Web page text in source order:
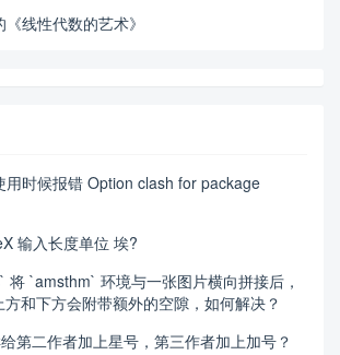
线性代数的艺术》
用时候报错 Option clash for package
输入长度单位 埃?
将 `amsthm` 环境与一张图片横向拼接后，
和下方会附带额外的空隙，如何解决？
第二作者加上星号，第三作者加上加号？